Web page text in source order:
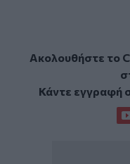
Ακολουθήστε το
Κάντε εγγραφή